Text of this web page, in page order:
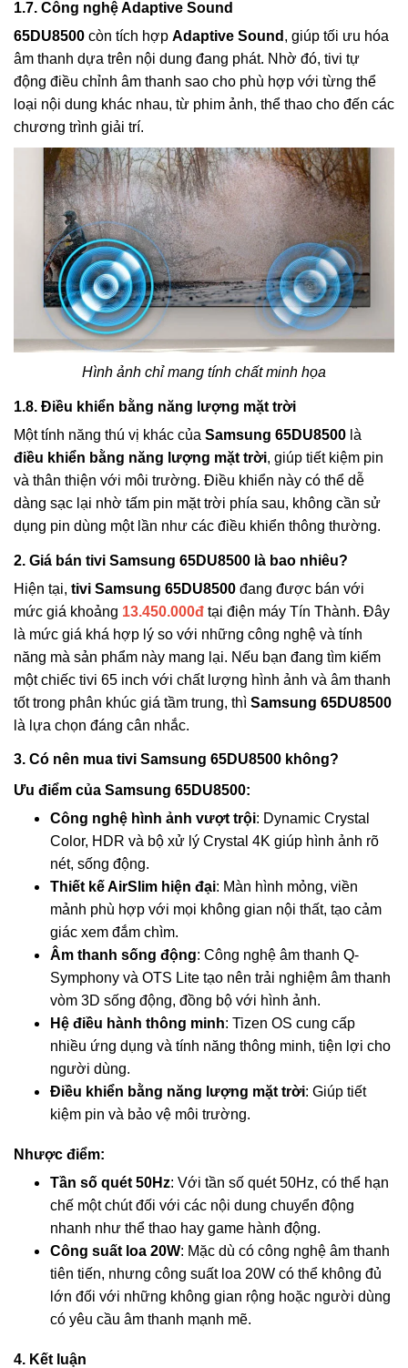
1.7. Công nghệ Adaptive Sound
65DU8500 còn tích hợp Adaptive Sound , giúp tối ưu hóa
âm thanh dựa trên nội dung đang phát. Nhờ đó, tivi tự
động điều chỉnh âm thanh sao cho phù hợp với từng thể
loại nội dung khác nhau, từ phim ảnh, thể thao cho đến các
chương trình giải trí.
Hình ảnh chỉ mang tính chất minh họa
1.8. Điều khiển bằng năng lượng mặt trời
Một tính năng thú vị khác của Samsung 65DU8500 là
điều khiển bằng năng lượng mặt trời, giúp tiết kiệm pin
và thân thiện với môi trường. Điều khiển này có thể dễ
dàng sạc lại nhờ tấm pin mặt trời phía sau, không cần sử
dụng pin dùng một lần như các điều khiển thông thường.
2. Giá bán tivi Samsung 65DU8500 là bao nhiêu?
Hiện tại, tivi Samsung 65DU8500 đang được bán với
mức giá khoảng 13.450.000đ tại điện máy Tín Thành. Đây
là mức giá khá hợp lý so với những công nghệ và tính
năng mà sản phẩm này mang lại. Nếu bạn đang tìm kiếm
một chiếc tivi 65 inch với chất lượng hình ảnh và âm thanh
tốt trong phân khúc giá tầm trung, thì Samsung 65DU8500
là lựa chọn đáng cân nhắc.
3. Có nên mua tivi Samsung 65DU8500 không?
Ưu điểm của Samsung 65DU8500:
Công nghệ hình ảnh vượt trội: Dynamic Crystal
Color, HDR và bộ xử lý Crystal 4K giúp hình ảnh rõ
nét, sống động.
Thiết kế AirSlim hiện đại: Màn hình mỏng, viền
mảnh phù hợp với mọi không gian nội thất, tạo cảm
giác xem đắm chìm.
Âm thanh sống động: Công nghệ âm thanh Q-
Symphony và OTS Lite tạo nên trải nghiệm âm thanh
vòm 3D sống động, đồng bộ với hình ảnh.
Hệ điều hành thông minh: Tizen OS cung cấp
nhiều ứng dụng và tính năng thông minh, tiện lợi cho
người dùng.
Điều khiển bằng năng lượng mặt trời: Giúp tiết
kiệm pin và bảo vệ môi trường.
Nhược điểm:
Tần số quét 50Hz: Với tần số quét 50Hz, có thể hạn
chế một chút đối với các nội dung chuyển động
nhanh như thể thao hay game hành động.
Công suất loa 20W: Mặc dù có công nghệ âm thanh
tiên tiến, nhưng công suất loa 20W có thể không đủ
lớn đối với những không gian rộng hoặc người dùng
có yêu cầu âm thanh mạnh mẽ.
4. Kết luận